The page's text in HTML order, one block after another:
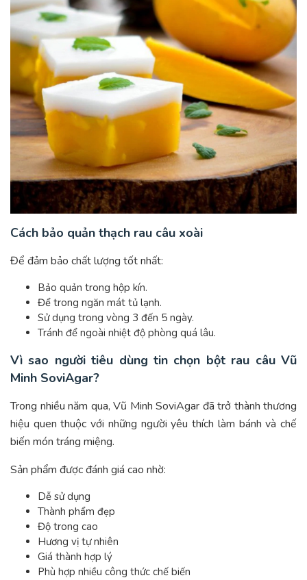
Cách bảo quản thạch rau câu xoài
Để đảm bảo chất lượng tốt nhất:
Bảo quản trong hộp kín.
Để trong ngăn mát tủ lạnh.
Sử dụng trong vòng 3 đến 5 ngày.
Tránh để ngoài nhiệt độ phòng quá lâu.
Vì sao người tiêu dùng tin chọn bột rau câu Vũ
Minh SoviAgar?
Trong nhiều năm qua, Vũ Minh SoviAgar đã trở thành thương
hiệu quen thuộc với những người yêu thích làm bánh và chế
biến món tráng miệng.
Sản phẩm được đánh giá cao nhờ:
Dễ sử dụng
Thành phẩm đẹp
Độ trong cao
Hương vị tự nhiên
Giá thành hợp lý
Phù hợp nhiều công thức chế biến